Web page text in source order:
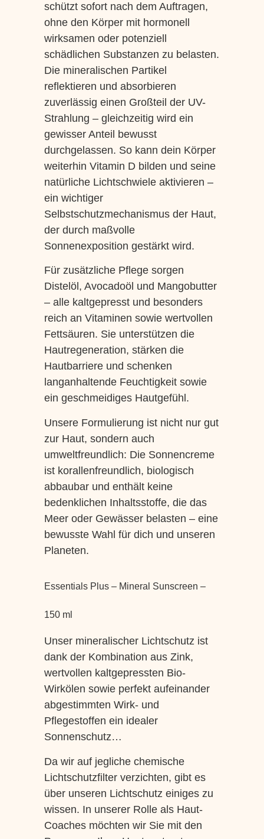
schützt sofort nach dem Auftragen,
ohne den Körper mit hormonell
wirksamen oder potenziell
schädlichen Substanzen zu belasten.
Die mineralischen Partikel
reflektieren und absorbieren
zuverlässig einen Großteil der UV-
Strahlung – gleichzeitig wird ein
gewisser Anteil bewusst
durchgelassen. So kann dein Körper
weiterhin Vitamin D bilden und seine
natürliche Lichtschwiele aktivieren –
ein wichtiger
Selbstschutzmechanismus der Haut,
der durch maßvolle
Sonnenexposition gestärkt wird.
Für zusätzliche Pflege sorgen
Distelöl, Avocadoöl und Mangobutter
– alle kaltgepresst und besonders
reich an Vitaminen sowie wertvollen
Fettsäuren. Sie unterstützen die
Hautregeneration, stärken die
Hautbarriere und schenken
langanhaltende Feuchtigkeit sowie
ein geschmeidiges Hautgefühl.
Unsere Formulierung ist nicht nur gut
zur Haut, sondern auch
umweltfreundlich: Die Sonnencreme
ist korallenfreundlich, biologisch
abbaubar und enthält keine
bedenklichen Inhaltsstoffe, die das
Meer oder Gewässer belasten – eine
bewusste Wahl für dich und unseren
Planeten.
Essentials Plus – Mineral Sunscreen –
150 ml
Unser mineralischer Lichtschutz ist
dank der Kombination aus Zink,
wertvollen kaltgepressten Bio-
Wirkölen sowie perfekt aufeinander
abgestimmten Wirk- und
Pflegestoffen ein idealer
Sonnenschutz…
Da wir auf jegliche chemische
Lichtschutzfilter verzichten, gibt es
über unseren Lichtschutz einiges zu
wissen. In unserer Rolle als Haut-
Coaches möchten wir Sie mit den